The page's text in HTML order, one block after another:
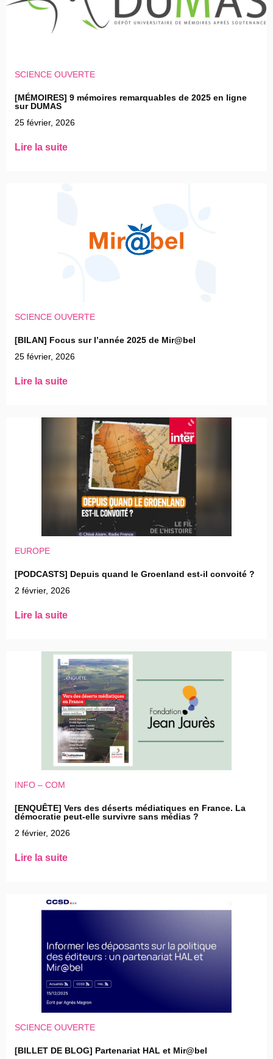
SCIENCE OUVERTE
[MÉMOIRES] 9 mémoires remarquables de 2025 en ligne
sur DUMAS
25 février, 2026
Lire la suite
SCIENCE OUVERTE
[BILAN] Focus sur l’année 2025 de Mir@bel
25 février, 2026
Lire la suite
EUROPE
[PODCASTS] Depuis quand le Groenland est-il convoité ?
2 février, 2026
Lire la suite
INFO – COM
[ENQUÊTE] Vers des déserts médiatiques en France. La
démocratie peut-elle survivre sans médias ?
2 février, 2026
Lire la suite
SCIENCE OUVERTE
[BILLET DE BLOG] Partenariat HAL et Mir@bel